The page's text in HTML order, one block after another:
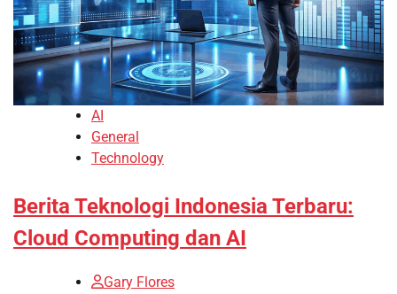
AI
General
Technology
Berita Teknologi Indonesia Terbaru:
Cloud Computing dan AI
Gary Flores